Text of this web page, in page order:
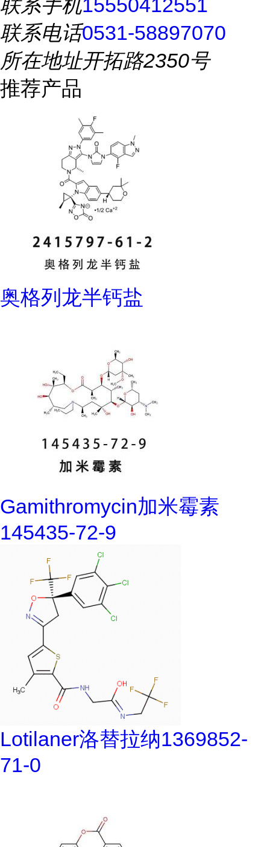
联系手机15550412551
联系电话0531-58897070
所在地址开拓路2350号
推荐产品
奥格列龙半钙盐
Gamithromycin加米霉素
145435-72-9
Lotilaner洛替拉纳1369852-
71-0